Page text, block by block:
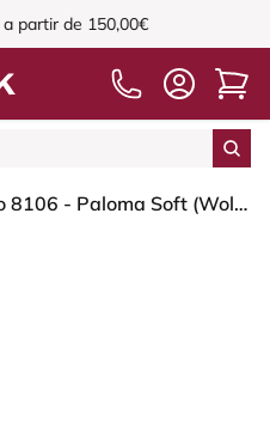
a partir de 150,00€
HÅG Capisco 8106 - Paloma Soft (Wollsdorf) - Cuero semi-anilina - ATG55115 - Warm grey - White - 200 mm (seat height 46-64cm) - Soft castors for hard floors